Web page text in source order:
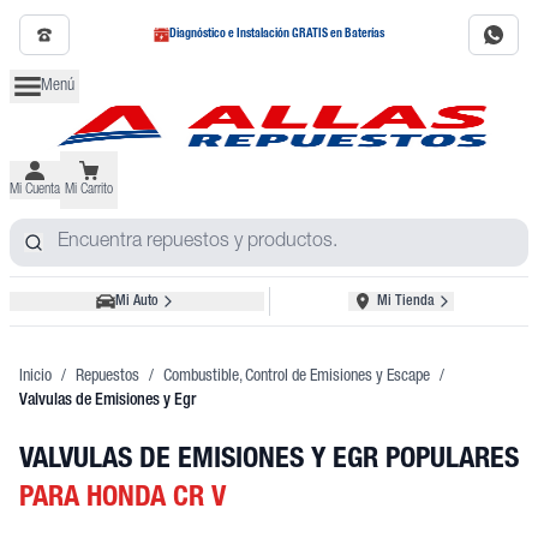
Diagnóstico e Instalación GRATIS en Baterías
Menú
Mi Cuenta Mi Carrito
Mi Auto Mi Tienda
Inicio / Repuestos / Combustible, Control de Emisiones y Escape /
Valvulas de Emisiones y Egr
VALVULAS DE EMISIONES Y EGR POPULARES
PARA HONDA CR V